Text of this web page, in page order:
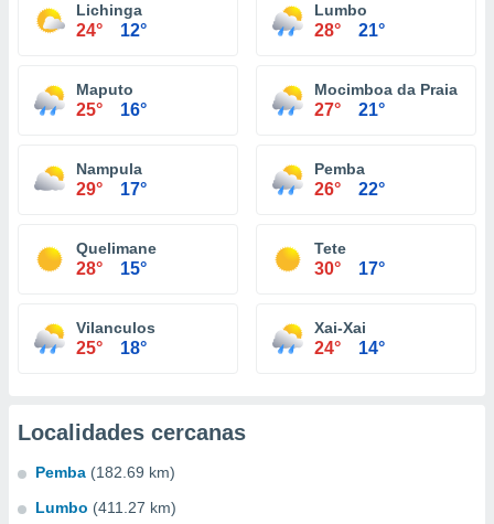
Lichinga
24° 12°
Lumbo
28° 21°
Maputo
25° 16°
Mocimboa da Praia
27° 21°
Nampula
29° 17°
Pemba
26° 22°
Quelimane
28° 15°
Tete
30° 17°
Vilanculos
25° 18°
Xai-Xai
24° 14°
Localidades cercanas
Pemba (182.69 km)
Lumbo (411.27 km)